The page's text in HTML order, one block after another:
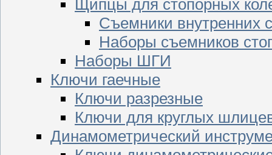
Щипцы для стопорных
Съемники внутренних
Наборы съемников
Наборы ШГИ
Ключи гаечные
Ключи разрезные
Ключи для круглых
Динамометрический